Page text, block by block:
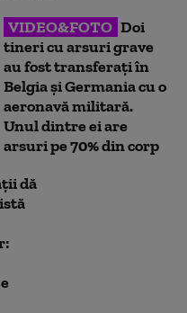
VIDEO&FOTO Doi
tineri cu arsuri grave
au fost transferați în
Belgia și Germania cu o
aeronavă militară.
Unul dintre ei are
arsuri pe 70% din corp
dă